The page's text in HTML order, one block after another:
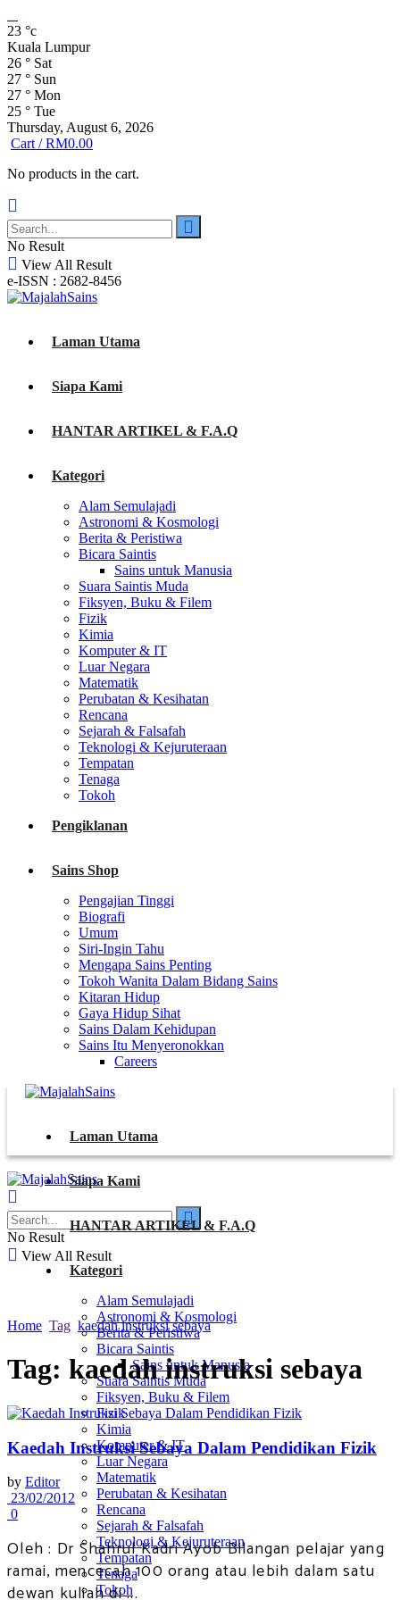
23 °c
Kuala Lumpur
26 ° Sat
27 ° Sun
27 ° Mon
25 ° Tue
Thursday, August 6, 2026
Cart /RM0.00
No products in the cart.
No Result
View All Result
e-ISSN : 2682-8456
Laman Utama
Siapa Kami
HANTAR ARTIKEL & F.A.Q
Kategori
Alam Semulajadi
Astronomi & Kosmologi
Berita & Peristiwa
Bicara Saintis
Sains untuk Manusia
Suara Saintis Muda
Fiksyen, Buku & Filem
Fizik
Kimia
Komputer & IT
Luar Negara
Matematik
Perubatan & Kesihatan
Rencana
Sejarah & Falsafah
Teknologi & Kejuruteraan
Tempatan
Tenaga
Tokoh
Pengiklanan
Sains Shop
Pengajian Tinggi
Biografi
Umum
Siri-Ingin Tahu
Mengapa Sains Penting
Tokoh Wanita Dalam Bidang Sains
Kitaran Hidup
Gaya Hidup Sihat
Sains Dalam Kehidupan
Sains Itu Menyeronokkan
Careers
Laman Utama
Siapa Kami
HANTAR ARTIKEL & F.A.Q
Kategori
Alam Semulajadi
Astronomi & Kosmologi
Berita & Peristiwa
Bicara Saintis
Sains untuk Manusia
Suara Saintis Muda
Fiksyen, Buku & Filem
Fizik
Kimia
Komputer & IT
Luar Negara
Matematik
Perubatan & Kesihatan
Rencana
Sejarah & Falsafah
Teknologi & Kejuruteraan
Tempatan
Tenaga
Tokoh
No Result
View All Result
Home Tag kaedah instruksi sebaya
Tag: kaedah instruksi sebaya
Kaedah Instruksi Sebaya Dalam Pendidikan Fizik
by Editor
23/02/2012
0
Oleh : Dr Shahrul Kadri Ayob Bilangan pelajar yang
ramai, mencecah 100 orang atau lebih dalam satu
dewan kuliah di ...